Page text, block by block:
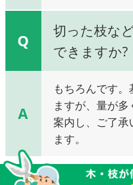
Q
切った枝な
できますか?
A
もちろんです
ますが、量が
案内し、ご了承
ます。